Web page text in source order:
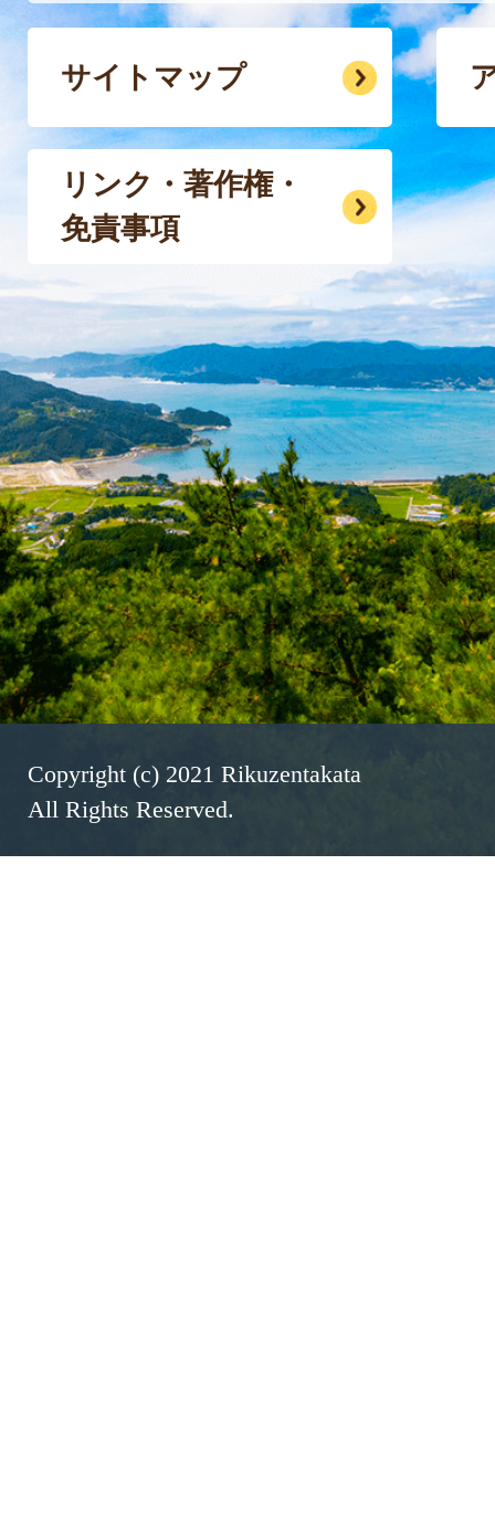
サイトマップ
リンク・著作権・
免責事項
Copyright (c) 2021 Rikuzentakata
All Rights Reserved.